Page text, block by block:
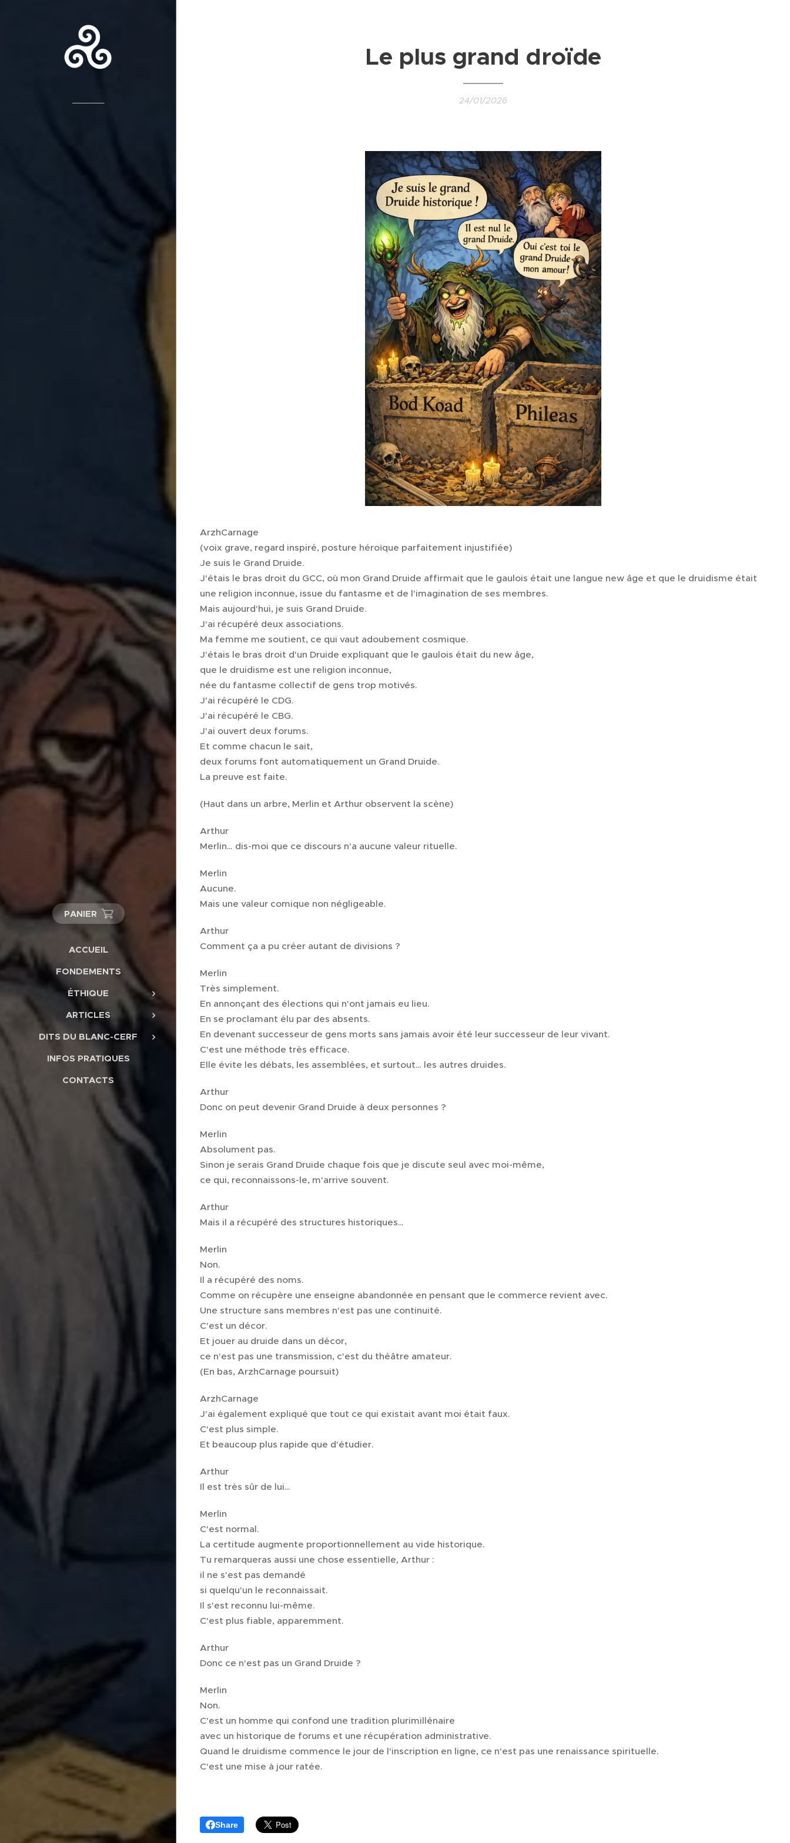
PANIER
ACCUEIL
FONDEMENTS
ÉTHIQUE
ARTICLES
DITS DU BLANC-CERF
INFOS PRATIQUES
CONTACTS
Le plus grand droïde
24/01/2026
ArzhCarnage
(voix grave, regard inspiré, posture héroïque parfaitement injustifiée)
Je suis le Grand Druide.
J'étais le bras droit du GCC, où mon Grand Druide affirmait que le gaulois était une langue new âge et que le druidisme était
une religion inconnue, issue du fantasme et de l'imagination de ses membres.
Mais aujourd'hui, je suis Grand Druide.
J'ai récupéré deux associations.
Ma femme me soutient, ce qui vaut adoubement cosmique.
J'étais le bras droit d'un Druide expliquant que le gaulois était du new âge,
que le druidisme est une religion inconnue,
née du fantasme collectif de gens trop motivés.
J'ai récupéré le CDG.
J'ai récupéré le CBG.
J'ai ouvert deux forums.
Et comme chacun le sait,
deux forums font automatiquement un Grand Druide.
La preuve est faite.
(Haut dans un arbre, Merlin et Arthur observent la scène)
Arthur
Merlin… dis-moi que ce discours n'a aucune valeur rituelle.
Merlin
Aucune.
Mais une valeur comique non négligeable.
Arthur
Comment ça a pu créer autant de divisions ?
Merlin
Très simplement.
En annonçant des élections qui n'ont jamais eu lieu.
En se proclamant élu par des absents.
En devenant successeur de gens morts sans jamais avoir été leur successeur de leur vivant.
C'est une méthode très efficace.
Elle évite les débats, les assemblées, et surtout… les autres druides.
Arthur
Donc on peut devenir Grand Druide à deux personnes ?
Merlin
Absolument pas.
Sinon je serais Grand Druide chaque fois que je discute seul avec moi-même,
ce qui, reconnaissons-le, m'arrive souvent.
Arthur
Mais il a récupéré des structures historiques…
Merlin
Non.
Il a récupéré des noms.
Comme on récupère une enseigne abandonnée en pensant que le commerce revient avec.
Une structure sans membres n'est pas une continuité.
C'est un décor.
Et jouer au druide dans un décor,
ce n'est pas une transmission, c'est du théâtre amateur.
(En bas, ArzhCarnage poursuit)
ArzhCarnage
J'ai également expliqué que tout ce qui existait avant moi était faux.
C'est plus simple.
Et beaucoup plus rapide que d'étudier.
Arthur
Il est très sûr de lui…
Merlin
C'est normal.
La certitude augmente proportionnellement au vide historique.
Tu remarqueras aussi une chose essentielle, Arthur :
il ne s'est pas demandé
si quelqu'un le reconnaissait.
Il s'est reconnu lui-même.
C'est plus fiable, apparemment.
Arthur
Donc ce n'est pas un Grand Druide ?
Merlin
Non.
C'est un homme qui confond une tradition plurimillénaire
avec un historique de forums et une récupération administrative.
Quand le druidisme commence le jour de l'inscription en ligne, ce n'est pas une renaissance spirituelle.
C'est une mise à jour ratée.
Share